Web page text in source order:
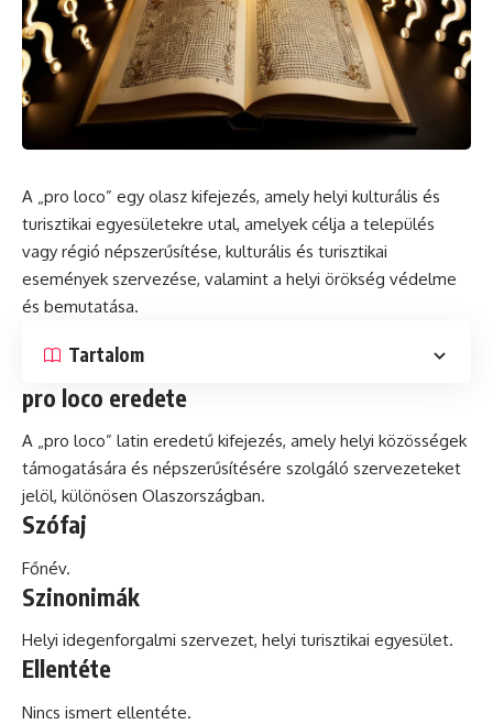
A „pro loco” egy olasz kifejezés, amely helyi kulturális és
turisztikai egyesületekre utal, amelyek célja a település
vagy régió népszerűsítése, kulturális és turisztikai
események szervezése, valamint a helyi örökség védelme
és bemutatása.
Tartalom
pro loco eredete
A „pro loco” latin eredetű kifejezés, amely helyi közösségek
támogatására és népszerűsítésére szolgáló szervezeteket
jelöl, különösen Olaszországban.
Szófaj
Főnév.
Szinonimák
Helyi idegenforgalmi szervezet, helyi turisztikai egyesület.
Ellentéte
Nincs ismert ellentéte.